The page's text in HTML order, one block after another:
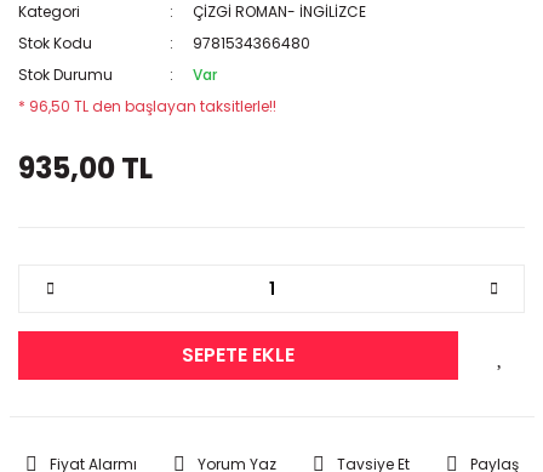
Kategori
ÇİZGİ ROMAN- İNGİLİZCE
Stok Kodu
9781534366480
Stok Durumu
Var
* 96,50 TL den başlayan taksitlerle!!
935,00 TL
SEPETE EKLE
Fiyat Alarmı Yorum Yaz Tavsiye Et Paylaş